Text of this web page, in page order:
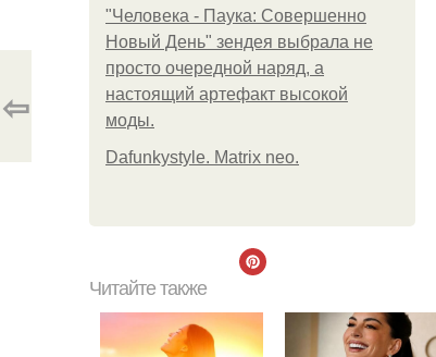
"Человека - Паука: Совершенно
Новый День" зендея выбрала не
просто очередной наряд, а
настоящий артефакт высокой
моды.
Dafunkystyle. Matrix neo.
⇦
Читайте также